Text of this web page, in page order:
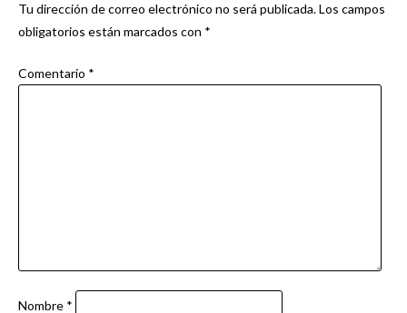
Tu dirección de correo electrónico no será publicada.Los campos
obligatorios están marcados con *
Comentario *
Nombre *